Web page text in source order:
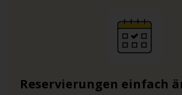
Reservierungen einfach